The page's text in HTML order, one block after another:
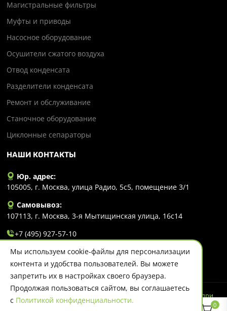
0
Магистральные фильтры
Муфты и приводы
Насосное оборудование
Осушители сжатого воздуха
Отвод конденсата
Разделители конденсата
Ремонт и обслуживание
Станочное оборудование
Циклонные сепараторы
НАШИ КОНТАКТЫ
Юр. адрес:
105005, г. Москва, улица Радио, 5с5, помещение 3/1
Самовывоз:
107113, г. Москва, 3-я Мытищинская улица, 16с14
+7 (495) 927-57-10
info@evlart.ru
© 2026 Evlart. Сайт несет информационный характер и ни при
каких обстоятельствах не является публичной офертой.
Мы используем cookie-файлы для персонализации
контента и удобства пользователей. Вы можете
запретить их в настройках своего браузера.
Продолжая пользоваться сайтом, вы соглашаетесь
с Политикой конфиденциальности.